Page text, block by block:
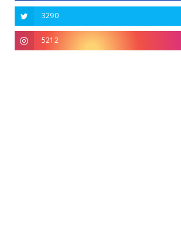
3290
5212